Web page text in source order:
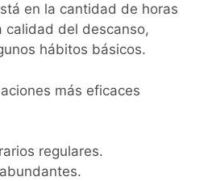
en la cantidad de horas
calidad del descanso,
hábitos básicos.
más eficaces
regulares.